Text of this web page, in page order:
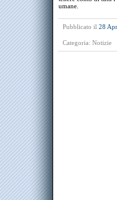
umane.
Pubblicato il 28
Categoria: Notizie